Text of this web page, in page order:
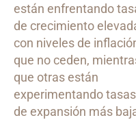
están enfrentando
de crecimiento
con niveles de
que no ceden,
que otras están
experimentando tasas
de expansión más